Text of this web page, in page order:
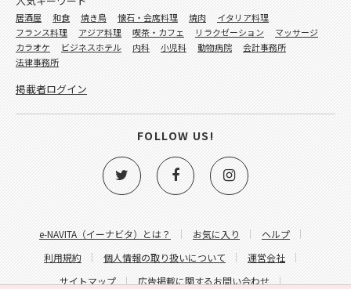
e-NAVITA（イーナビタ）とは？ お気に入り
ヘルプ
利用規約
個人情報の取り扱いについて
運営会社
サイトマップ
広告掲載に関するお問い合わせ
居酒屋 和食 焼き鳥 懐石・会席料理 焼肉
イタリア料理
フランス料理
アジア料理 喫茶・カフェ リラクゼーション
マッサージ
カラオケ
ビジネスホテル 内科 小児科 動物病院
会計事務所
法律事務所
掲載者ログイン
FOLLOW US!